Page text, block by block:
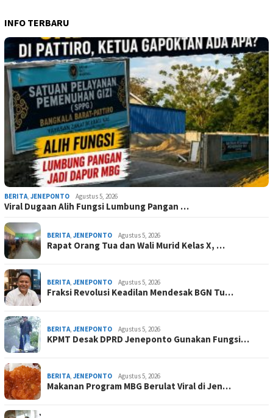
INFO TERBARU
BERITA, JENEPONTO Agustus 5, 2026
Viral Dugaan Alih Fungsi Lumbung Pangan …
BERITA, JENEPONTO Agustus 5, 2026
Rapat Orang Tua dan Wali Murid Kelas X, …
BERITA, JENEPONTO Agustus 5, 2026
Fraksi Revolusi Keadilan Mendesak BGN Tu…
BERITA, JENEPONTO Agustus 5, 2026
KPMT Desak DPRD Jeneponto Gunakan Fungsi…
BERITA, JENEPONTO Agustus 5, 2026
Makanan Program MBG Berulat Viral di Jen…